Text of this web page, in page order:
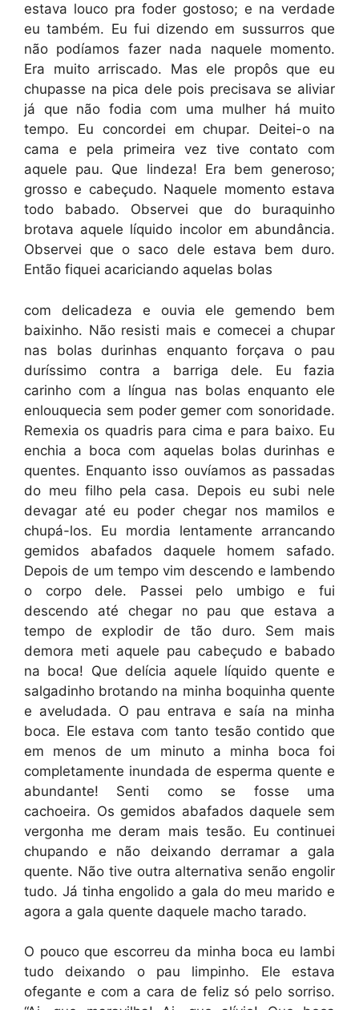
estava louco pra foder gostoso; e na verdade
eu também. Eu fui dizendo em sussurros que
não podíamos fazer nada naquele momento.
Era muito arriscado. Mas ele propôs que eu
chupasse na pica dele pois precisava se aliviar
já que não fodia com uma mulher há muito
tempo. Eu concordei em chupar. Deitei-o na
cama e pela primeira vez tive contato com
aquele pau. Que lindeza! Era bem generoso;
grosso e cabeçudo. Naquele momento estava
todo babado. Observei que do buraquinho
brotava aquele líquido incolor em abundância.
Observei que o saco dele estava bem duro.
Então fiquei acariciando aquelas bolas
com delicadeza e ouvia ele gemendo bem
baixinho. Não resisti mais e comecei a chupar
nas bolas durinhas enquanto forçava o pau
duríssimo contra a barriga dele. Eu fazia
carinho com a língua nas bolas enquanto ele
enlouquecia sem poder gemer com sonoridade.
Remexia os quadris para cima e para baixo. Eu
enchia a boca com aquelas bolas durinhas e
quentes. Enquanto isso ouvíamos as passadas
do meu filho pela casa. Depois eu subi nele
devagar até eu poder chegar nos mamilos e
chupá-los. Eu mordia lentamente arrancando
gemidos abafados daquele homem safado.
Depois de um tempo vim descendo e lambendo
o corpo dele. Passei pelo umbigo e fui
descendo até chegar no pau que estava a
tempo de explodir de tão duro. Sem mais
demora meti aquele pau cabeçudo e babado
na boca! Que delícia aquele líquido quente e
salgadinho brotando na minha boquinha quente
e aveludada. O pau entrava e saía na minha
boca. Ele estava com tanto tesão contido que
em menos de um minuto a minha boca foi
completamente inundada de esperma quente e
abundante! Senti como se fosse uma
cachoeira. Os gemidos abafados daquele sem
vergonha me deram mais tesão. Eu continuei
chupando e não deixando derramar a gala
quente. Não tive outra alternativa senão engolir
tudo. Já tinha engolido a gala do meu marido e
agora a gala quente daquele macho tarado.
O pouco que escorreu da minha boca eu lambi
tudo deixando o pau limpinho. Ele estava
ofegante e com a cara de feliz só pelo sorriso.